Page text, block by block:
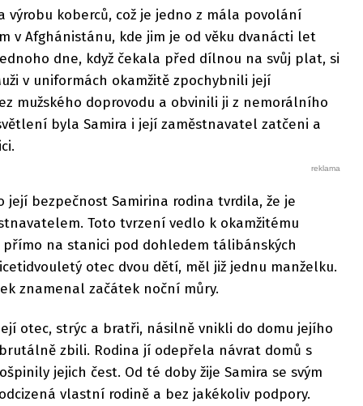
výrobu koberců, což je jedno z mála povolání
v Afghánistánu, kde jim je od věku dvanácti let
dne, když čekala před dílnou na svůj plat, si
v uniformách okamžitě zpochybnili její
mužského doprovodu a obvinili ji z nemorálního
byla Samira i její zaměstnavatel zatčeni a
její bezpečnost Samirina rodina tvrdila, že je
Toto tvrzení vedlo k okamžitému
na stanici pod dohledem tálibánských
otec dvou dětí, měl již jednu manželku.
znamenal začátek noční můry.
otec, strýc a bratři, násilně vnikli do domu jejího
zbili. Rodina jí odepřela návrat domů s
jejich čest. Od té doby žije Samira se svým
vlastní rodině a bez jakékoliv podpory.